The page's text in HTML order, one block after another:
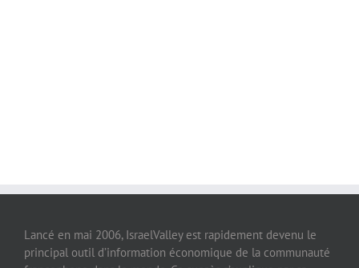
Lancé en mai 2006, IsraelValley est rapidement devenu le
principal outil d’information économique de la communauté